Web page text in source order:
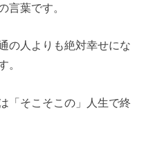
言葉です。
の人よりも絶対幸せにな
。
「そこそこの」人生で終